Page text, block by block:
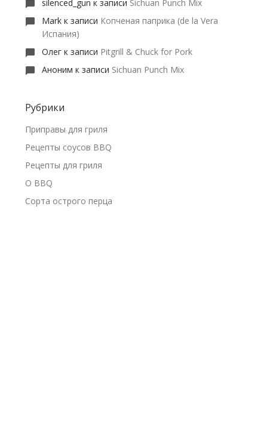
silenced_gun к записи Sichuan Punch Mix
Mark к записи Копченая паприка (de la Vera
Испания)
Олег к записи Pitgrill & Chuck for Pork
Аноним к записи Sichuan Punch Mix
Рубрики
Приправы для гриля
Рецепты соусов BBQ
Рецепты для гриля
О BBQ
Сорта острого перца